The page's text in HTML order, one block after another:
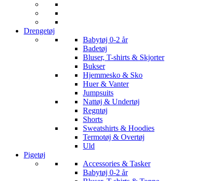
Drengetøj
Babytøj 0-2 år
Badetøj
Bluser, T-shirts & Skjorter
Bukser
Hjemmesko & Sko
Huer & Vanter
Jumpsuits
Nattøj & Undertøj
Regntøj
Shorts
Sweatshirts & Hoodies
Termotøj & Overtøj
Uld
Pigetøj
Accessories & Tasker
Babytøj 0-2 år